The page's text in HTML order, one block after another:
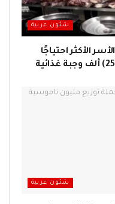
شئون عربية
الأكثر احتياجًا
شئون عربية